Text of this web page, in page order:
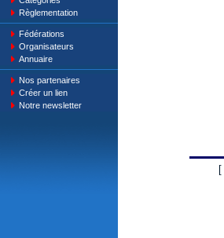
Règlementation
Fédérations
Organisateurs
Annuaire
Nos partenaires
Créer un lien
Notre newsletter
[